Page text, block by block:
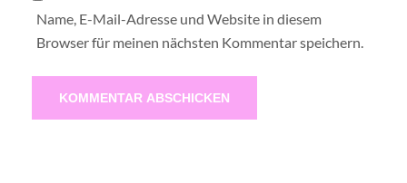
Name, E-Mail-Adresse und Website in diesem
Browser für meinen nächsten Kommentar speichern.